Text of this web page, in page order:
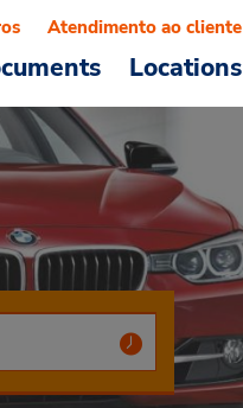
Locations
Atendimento ao cliente